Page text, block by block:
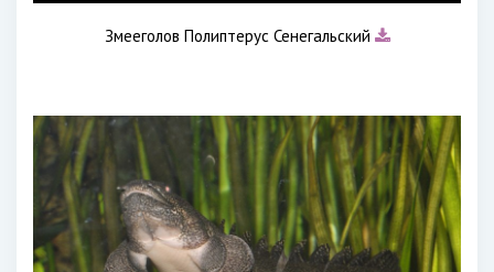
Змееголов Полиптерус Сенегальский